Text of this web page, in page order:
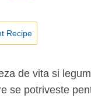
Recipe
se potriveste